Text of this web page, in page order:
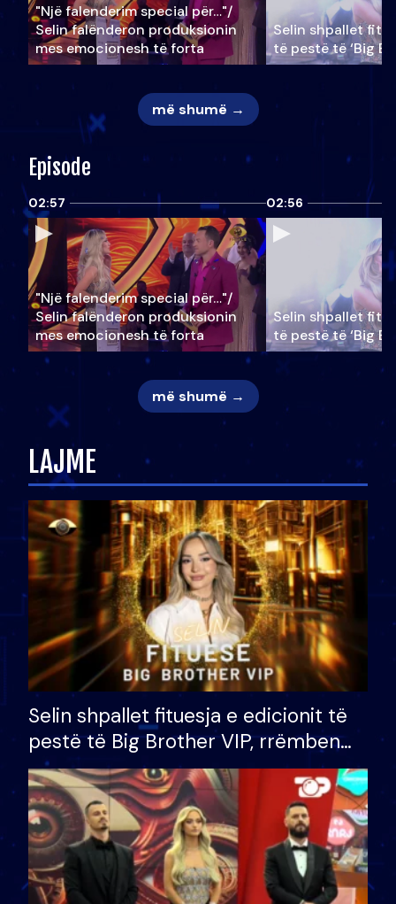
"Një falenderim special për…"/
Selin falënderon produksionin
mes emocionesh të forta
Selin shpallet
të pestë të ‘Big
më shumë →
Episode
02:57
"Një falenderim special për…"/
Selin falënderon produksionin
mes emocionesh të forta
02:56
Selin shpallet
të pestë të ‘Big
më shumë →
LAJME
Selin shpallet fituesja e edicionit të
pestë të Big Brother VIP, rrëmben
çmimin e madh prej 100 mijë eurosh